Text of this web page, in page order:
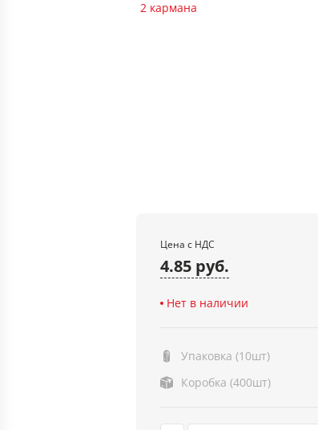
Цена с НДС
4.85 руб.
Нет в наличии
Упаковка (10шт)
Коробка (400шт)